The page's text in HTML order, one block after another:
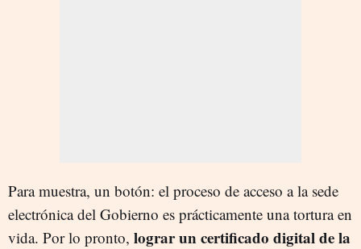
Para muestra, un botón: el proceso de acceso a la sede
electrónica del Gobierno es prácticamente una tortura en
vida. Por lo pronto, lograr un certificado digital de la